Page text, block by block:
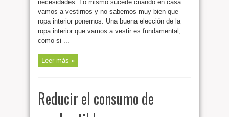
necesidades. Lo mismo sucede cuando en casa
vamos a vestirnos y no sabemos muy bien que
ropa interior ponernos. Una buena elección de la
ropa interior que vamos a vestir es fundamental,
como si ...
Leer más »
Reducir el consumo de